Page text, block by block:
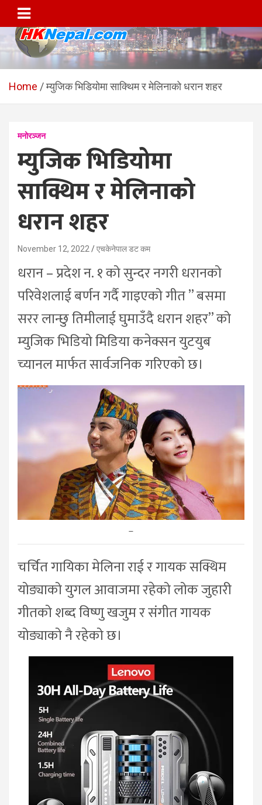
content
HKNepal.com – हङकङबाट
सञ्चालित पहिलो नेपाली अनलाईन
hknepal, hknepal.com, hk nepal, hk nepal com
Home म्युजिक भिडियोमा साक्थिम र मेलिनाको धरान शहर
मनोरञ्जन
म्युजिक भिडियोमा
साक्थिम र मेलिनाको
धरान शहर
November 12, 2022 एचकेनेपाल डट कम
धरान – प्रदेश न. १ को सुन्दर नगरी धरानको
परिवेशलाई बर्णन गर्दै गाइएको गीत ” बसमा
सरर लान्छु तिमीलाई घुमाउँदै धरान शहर” को
म्युजिक भिडियो मिडिया कनेक्सन युटयुब
च्यानल मार्फत सार्वजनिक गरिएको छ।
–
चर्चित गायिका मेलिना राई र गायक सक्थिम
योङ्याको युगल आवाजमा रहेको लोक जुहारी
गीतको शब्द विष्णु खजुम र संगीत गायक
योङ्याको नै रहेको छ।